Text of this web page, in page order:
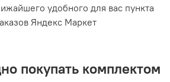
удобного для вас пункта
Яндекс Маркет
покупать комплектом